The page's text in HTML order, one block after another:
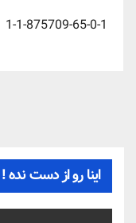
1-1-875709-65-0-1
اینا رو از دست نده !